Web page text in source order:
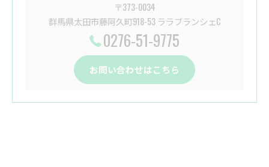
〒373-0034
群馬県太田市藤阿久町918-53 ララブランシェC
0276-51-9775
お問い合わせはこちら